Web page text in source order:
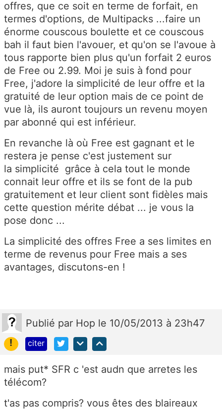
offres, que ce soit en terme de forfait, en
termes d'options, de Multipacks ...faire un
énorme couscous boulette et ce couscous
bah il faut bien l'avouer, et qu'on se l'avoue à
tous rapporte bien plus qu'un forfait 2 euros
de Free ou 2.99. Moi je suis à fond pour
Free, j'adore la simplicité de leur offre et la
gratuité de leur option mais de ce point de
vue là, ils auront toujours un revenu moyen
par abonné qui est inférieur.
En revanche là où Free est gagnant et le
restera je pense c'est justement sur
la simplicité grâce à cela tout le monde
connait leur offre et ils se font de la pub
gratuitement et leur client sont fidèles mais
cette question mérite débat ... je vous la
pose donc ...
La simplicité des offres Free a ses limites en
terme de revenus pour Free mais a ses
avantages, discutons-en !
Publié par Hop le 10/05/2013 à 23h47
!
citer
mais put* SFR c 'est audn que arretes les
télécom?
t'as pas compris? vous êtes des blaireaux